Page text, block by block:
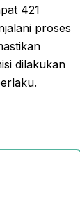
421
proses
dilakukan